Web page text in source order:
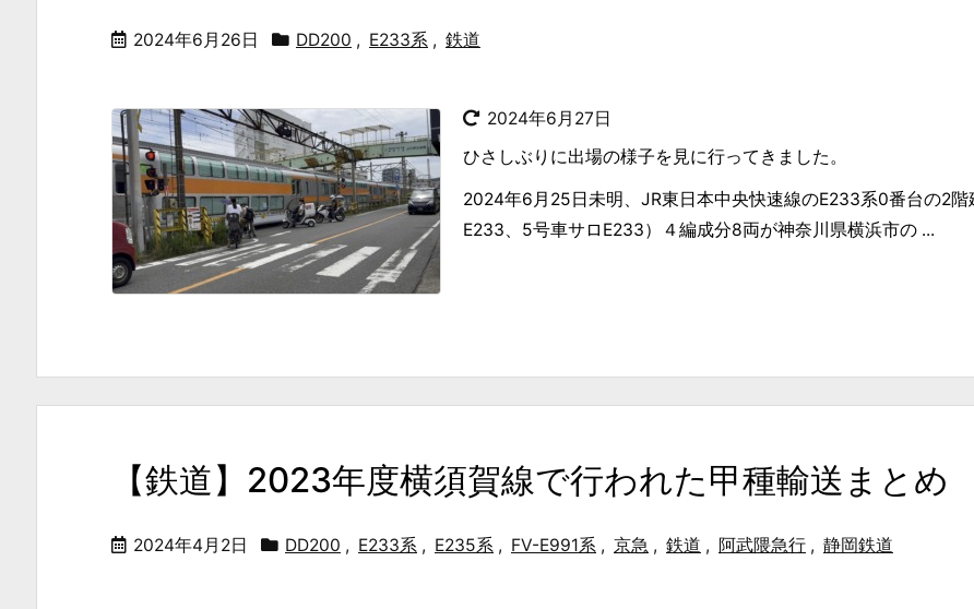
2024年6月26日 DD200 , E233系 , 鉄道
2024年6月27日
ひさしぶりに出場の様子を見に行ってきました。
2024年6月25日未明、JR東日本中央快速線のE233系0番台の2
E233、5号車サロE233）４編成分8両が神奈川県横浜市の ...
【鉄道】2023年度横須賀線で行われた甲種輸送まとめ
2024年4月2日 DD200 , E233系 , E235系 , FV-E991系 , 京急 , 鉄道 , 阿武隈急行 , 静岡鉄道